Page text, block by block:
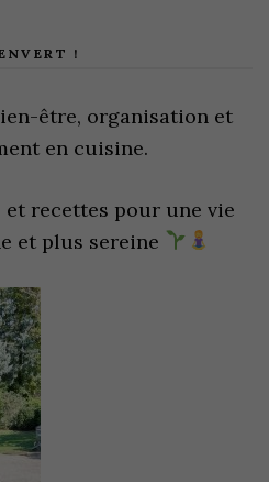
!
être, organisation et
en cuisine.
et recettes pour une vie
et plus sereine